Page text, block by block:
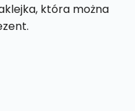
która można